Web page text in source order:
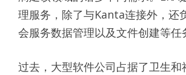
理服务，除了与Kanta连接外，还
会服务数据管理以及文件创建等任
过去，大型软件公司占据了卫生和